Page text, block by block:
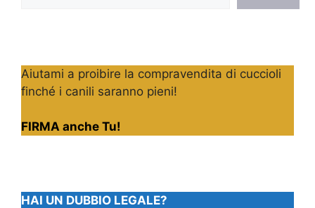
Aiutami a proibire la compravendita di cuccioli
finché i canili saranno pieni!
FIRMA anche Tu!
HAI UN DUBBIO LEGALE?